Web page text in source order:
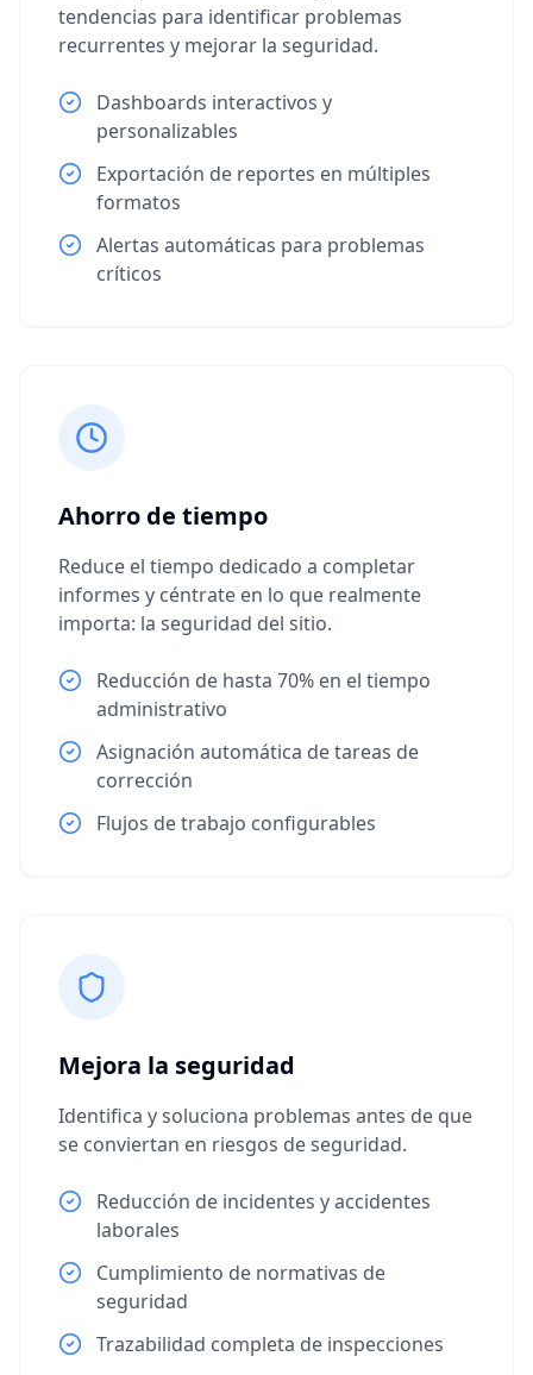
tendencias para identificar problemas
recurrentes y mejorar la seguridad.
Dashboards interactivos y
personalizables
Exportación de reportes en múltiples
formatos
Alertas automáticas para problemas
críticos
Ahorro de tiempo
Reduce el tiempo dedicado a completar
informes y céntrate en lo que realmente
importa: la seguridad del sitio.
Reducción de hasta 70% en el tiempo
administrativo
Asignación automática de tareas de
corrección
Flujos de trabajo configurables
Mejora la seguridad
Identifica y soluciona problemas antes de que
se conviertan en riesgos de seguridad.
Reducción de incidentes y accidentes
laborales
Cumplimiento de normativas de
seguridad
Trazabilidad completa de inspecciones